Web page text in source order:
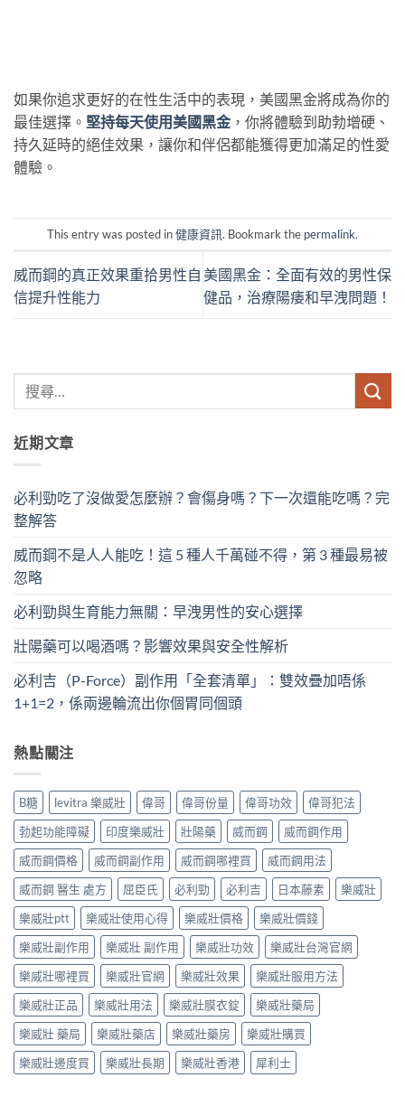
如果你追求更好的在性生活中的表現，美國黑金將成為你的
最佳選擇。 堅持每天使用美國黑金 ，你將體驗到助勃增硬、
持久延時的絕佳效果，讓你和伴侶都能獲得更加滿足的性愛
體驗。
This entry was posted in健康資訊. Bookmark the permalink.
威而鋼的真正效果重拾男性自
信提升性能力
美國黑金：全面有效的男性保
健品，治療陽痿和早洩問題！
近期文章
必利勁吃了沒做愛怎麼辦？會傷身嗎？下一次還能吃嗎？完
整解答
威而鋼不是人人能吃！這 5 種人千萬碰不得，第 3 種最易被
忽略
必利勁與生育能力無關：早洩男性的安心選擇
壯陽藥可以喝酒嗎？影響效果與安全性解析
必利吉（P-Force）副作用「全套清單」：雙效疊加唔係
1+1=2，係兩邊輪流出你個胃同個頭
熱點關注
B糖 levitra 樂威壯 偉哥 偉哥份量 偉哥功效
偉哥犯法
勃起功能障礙
印度樂威壯 壯陽藥 威而鋼
威而鋼作用
威而鋼價格
威而鋼副作用 威而鋼哪裡買
威而鋼用法
威而鋼 醫生 處方
屈臣氏 必利勁 必利吉 日本藤素
樂威壯
樂威壯ptt
樂威壯使用心得 樂威壯價格
樂威壯價錢
樂威壯副作用
樂威壯 副作用 樂威壯功效
樂威壯台灣官網
樂威壯哪裡買
樂威壯官網 樂威壯效果
樂威壯服用方法
樂威壯正品
樂威壯用法 樂威壯膜衣錠
樂威壯藥局
樂威壯 藥局
樂威壯藥店 樂威壯藥房
樂威壯購買
樂威壯邊度買
樂威壯長期 樂威壯香港 犀利士